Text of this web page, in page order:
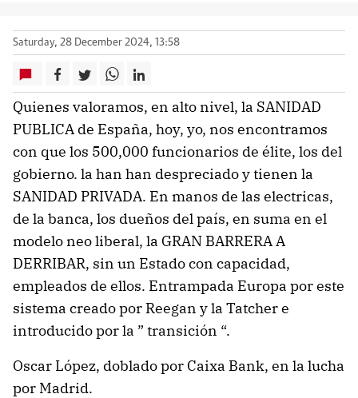
Saturday, 28 December 2024, 13:58
Quienes valoramos, en alto nivel, la SANIDAD
PUBLICA de España, hoy, yo, nos encontramos
con que los 500,000 funcionarios de élite, los del
gobierno. la han han despreciado y tienen la
SANIDAD PRIVADA. En manos de las electricas,
de la banca, los dueños del país, en suma en el
modelo neo liberal, la GRAN BARRERA A
DERRIBAR, sin un Estado con capacidad,
empleados de ellos. Entrampada Europa por este
sistema creado por Reegan y la Tatcher e
introducido por la ” transición “.
Oscar López, doblado por Caixa Bank, en la lucha
por Madrid.